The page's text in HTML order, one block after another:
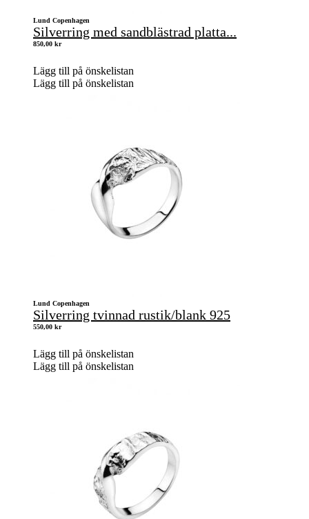
Lund Copenhagen
Silverring med sandblästrad platta...
850,00 kr
Lägg till på önskelistan
Lägg till på önskelistan
Lund Copenhagen
Silverring tvinnad rustik/blank 925
550,00 kr
Lägg till på önskelistan
Lägg till på önskelistan